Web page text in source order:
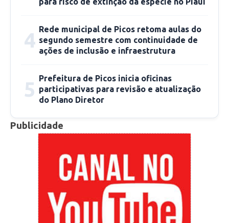
10h30;
Vespertino: 13h40, 14h10, 14h40, 15h10,
15h40, 16h10;
Cronograma:
05/08 –CMEI Professor Wall Ferraz – Teresina
PI;
06/08 –CMEI Carlos Drumond – Teresina PI
07/08 –
EM Jornalista João Emílio Falcão –
Teresina PI
08/08 –
CMEI Menino Jesus – Teresina PI
09/08 –
CMEI Chico Xavier – Teresina PI
12/08 –EM Tio Bents – Teresina PI
13/08 –EM Elias Ximenes do Prado Junior –
4 Rede municipal de Picos retoma aulas do
segundo semestre com continuidade de
ações de inclusão e infraestrutura
5 Prefeitura de Picos inicia oficinas
participativas para revisão e atualização
do Plano Diretor
Publicidade